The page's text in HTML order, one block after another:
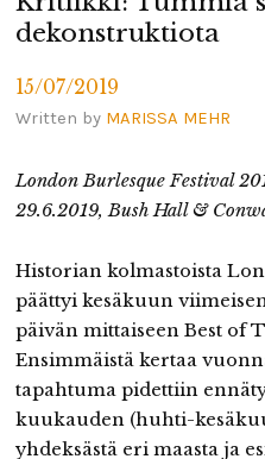
dekonstruktiota
15/07/2019
Written by MARISSA MEHR
London Burlesque Festival
29.6.2019, Bush Hall &
Historian kolmastoista
päättyi kesäkuun
päivän mittaiseen Best of
Ensimmäistä kertaa
tapahtuma pidettiin
kuukauden (huhti-
yhdeksästä eri maasta ja